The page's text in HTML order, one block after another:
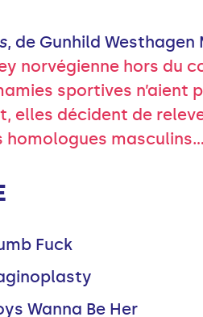
, de Gunhild Westhagen
norvégienne hors du
sportives n’aient
elles décident de
masculins...
Fuck
Wanna Be Her